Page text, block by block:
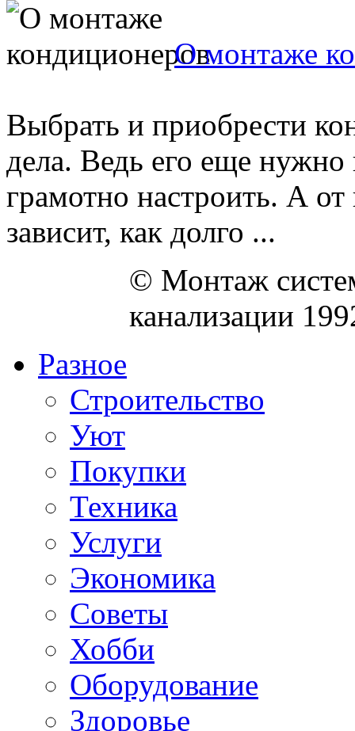
О монтаже
Выбрать и приобрести
дела. Ведь его еще нужно
грамотно настроить. А от
зависит, как долго ...
© Монтаж
канализации
Разное
Строительство
Уют
Покупки
Техника
Услуги
Экономика
Советы
Хобби
Oборудование
Здоровье